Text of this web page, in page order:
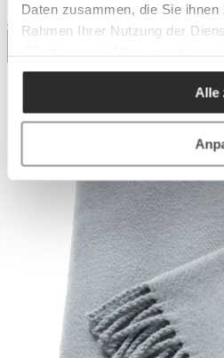
Daten zusammen, die Sie
Rahmen Ihrer Nutzung der
auch in die Weitergabe über Ihr
unseren Partner, die shopware
Schöppingen, Deutschland),
zuordnen kann, sie aber zu
Alle
Bildergalerie überspringen